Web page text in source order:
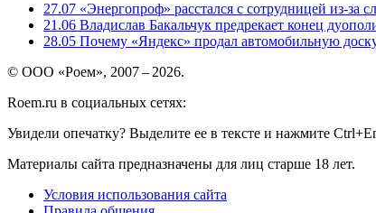
27.07 «Энергопроф» расстался с сотрудницей из-
21.06 Владислав Бакальчук предрекает конец
28.05 Почему «Яндекс» продал автомобильную
© ООО «Роем», 2007 – 2026.
Roem.ru в социальных сетях:
Увидели опечатку? Выделите ее в тексте и нажмите
Материалы сайта предназначены для лиц старше 18 лет.
Условия использования сайта